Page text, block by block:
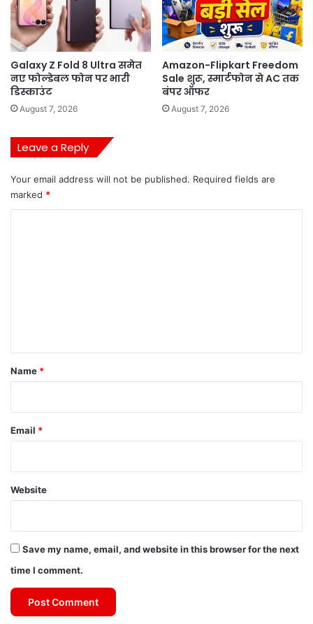
Galaxy Z Fold 8 Ultra समेत
नए फोल्डेबल फोन पर भारी
डिस्काउंट
August 7, 2026
Amazon-Flipkart Freedom
Sale शुरू, स्मार्टफोन से AC तक
बंपर ऑफर
August 7, 2026
Leave a Reply
Your email address will not be published. Required fields are
marked *
*
Name *
Email *
Website
Save my name, email, and website in this browser for the next
time I comment.